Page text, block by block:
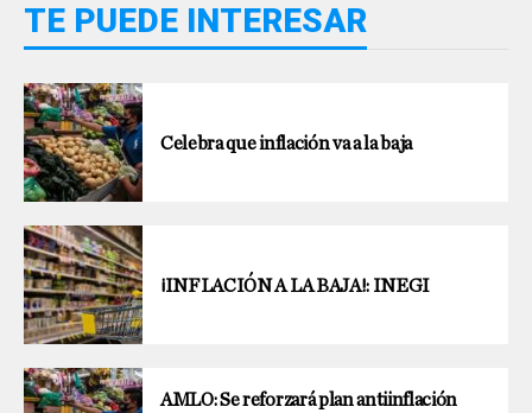
TE PUEDE INTERESAR
Celebra que inflación va a la baja
¡INFLACIÓN A LA BAJA!: INEGI
AMLO: Se reforzará plan antiinflación